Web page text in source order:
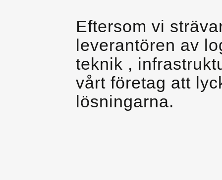
Eftersom vi
leverantören av
teknik ,
vårt företag att
lösningarna.